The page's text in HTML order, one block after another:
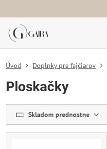
Úvod Doplnky pre fajčiarov
Ploskačky
Skladom prednostne